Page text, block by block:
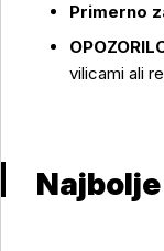
Primerno
vilicami ali